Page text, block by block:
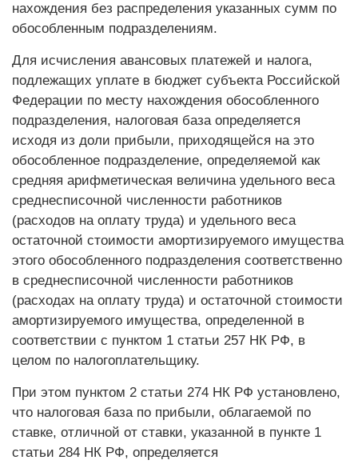
нахождения без распределения указанных сумм по
обособленным подразделениям.
Для исчисления авансовых платежей и налога,
подлежащих уплате в бюджет субъекта Российской
Федерации по месту нахождения обособленного
подразделения, налоговая база определяется
исходя из доли прибыли, приходящейся на это
обособленное подразделение, определяемой как
средняя арифметическая величина удельного веса
среднесписочной численности работников
(расходов на оплату труда) и удельного веса
остаточной стоимости амортизируемого имущества
этого обособленного подразделения соответственно
в среднесписочной численности работников
(расходах на оплату труда) и остаточной стоимости
амортизируемого имущества, определенной в
соответствии с пунктом 1 статьи 257 НК РФ, в
целом по налогоплательщику.
При этом пунктом 2 статьи 274 НК РФ установлено,
что налоговая база по прибыли, облагаемой по
ставке, отличной от ставки, указанной в пункте 1
статьи 284 НК РФ, определяется